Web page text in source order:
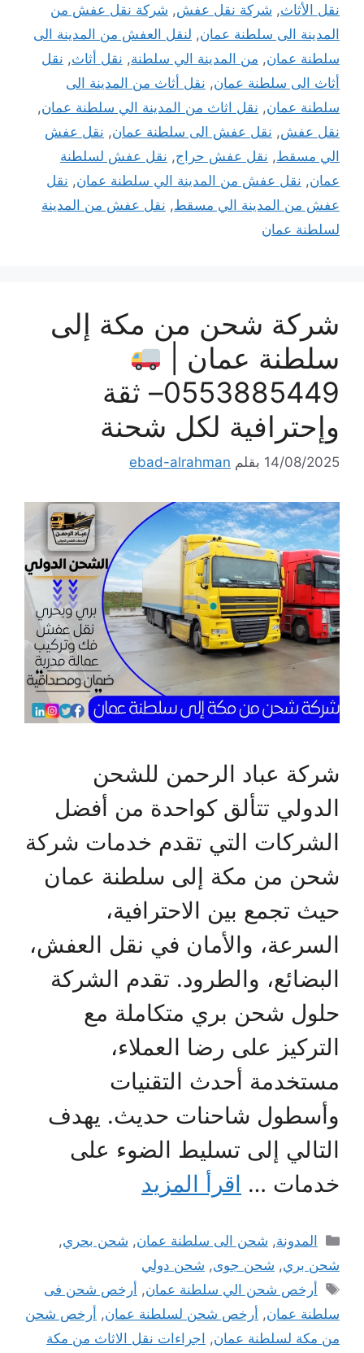
نقل الأثاث, شركة نقل عفش, شركة نقل عفش من
المدينة الى سلطنة عمان, لنقل العفش من المدينة الى
سلطنة عمان, من المدينة الي سلطنة, نقل أثاث, نقل
أثاث الى سلطنة عمان, نقل أثاث من المدينة الى
سلطنة عمان, نقل اثاث من المدينة الي سلطنة عمان,
نقل عفش, نقل عفش الى سلطنة عمان, نقل عفش
الي مسقط, نقل عفش حراج, نقل عفش لسلطنة
عمان, نقل عفش من المدينة الي سلطنة عمان, نقل
عفش من المدينة الي مسقط, نقل عفش من المدينة
لسلطنة عمان
شركة شحن من مكة إلى
سلطنة عمان |
0553885449– ثقة
وإحترافية لكل شحنة
14/08/2025 بقلم ebad-alrahman
شركة عباد الرحمن للشحن
الدولي تتألق كواحدة من أفضل
الشركات التي تقدم خدمات شركة
شحن من مكة إلى سلطنة عمان
حيث تجمع بين الاحترافية،
السرعة، والأمان في نقل العفش،
البضائع، والطرود. تقدم الشركة
حلول شحن بري متكاملة مع
التركيز على رضا العملاء،
مستخدمة أحدث التقنيات
وأسطول شاحنات حديث. يهدف
التالي إلى تسليط الضوء على
خدمات … اقرأ المزيد
التصنيفات
المدونة, شحن الى سلطنة عمان, شحن بحري,
شحن بري, شحن جوى, شحن دولي
الوسوم
أرخص شحن الي سلطنة عمان, أرخص شحن فى
سلطنة عمان, أرخص شحن لسلطنة عمان, أرخص شحن
من مكة لسلطنة عمان, اجراءات نقل الاثاث من مكة